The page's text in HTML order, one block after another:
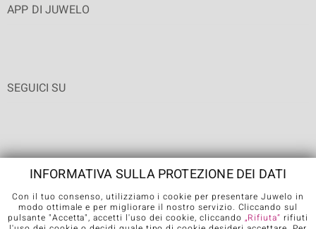
APP DI JUWELO
SEGUICI SU
Condizioni generali di vendita Informativa Privacy
Cookies
INFORMATIVA SULLA PROTEZIONE DEI DATI
Con il tuo consenso, utilizziamo i cookie per presentare Juwelo in
modo ottimale e per migliorare il nostro servizio. Cliccando sul
pulsante "Accetta", accetti l'uso dei cookie, cliccando „Rifiuta“ rifiuti